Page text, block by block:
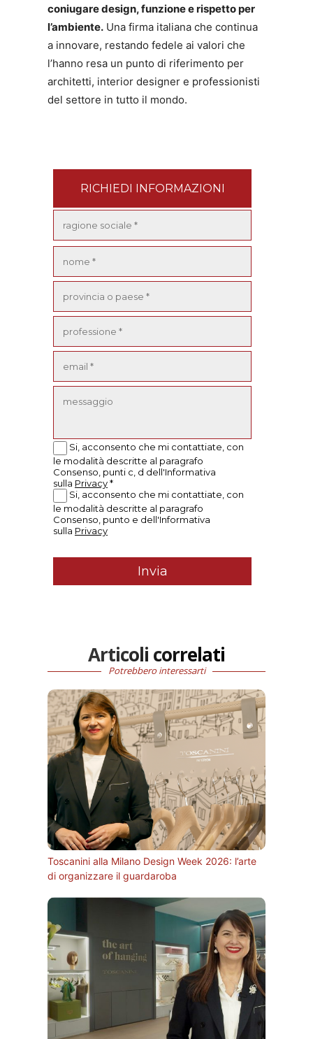
coniugare design, funzione e rispetto per
l’ambiente. Una firma italiana che continua
a innovare, restando fedele ai valori che
l’hanno resa un punto di riferimento per
architetti, interior designer e professionisti
del settore in tutto il mondo.
Articoli correlati
Potrebbero interessarti
Toscanini alla Milano Design Week 2026: l’arte
di organizzare il guardaroba